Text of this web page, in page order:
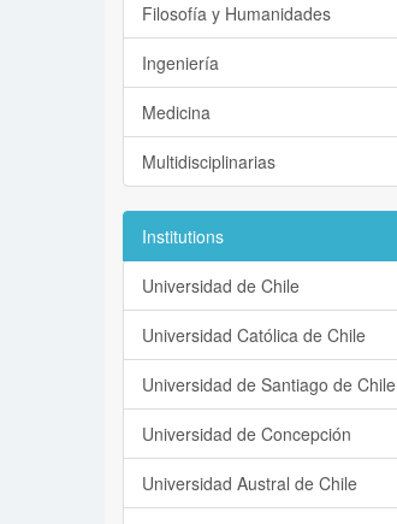
Filosofía y Humanidades
Ingeniería
Medicina
Multidisciplinarias
Institutions
Universidad de Chile
Universidad Católica de Chile
Universidad de Santiago de Chile
Universidad de Concepción
Universidad Austral de Chile